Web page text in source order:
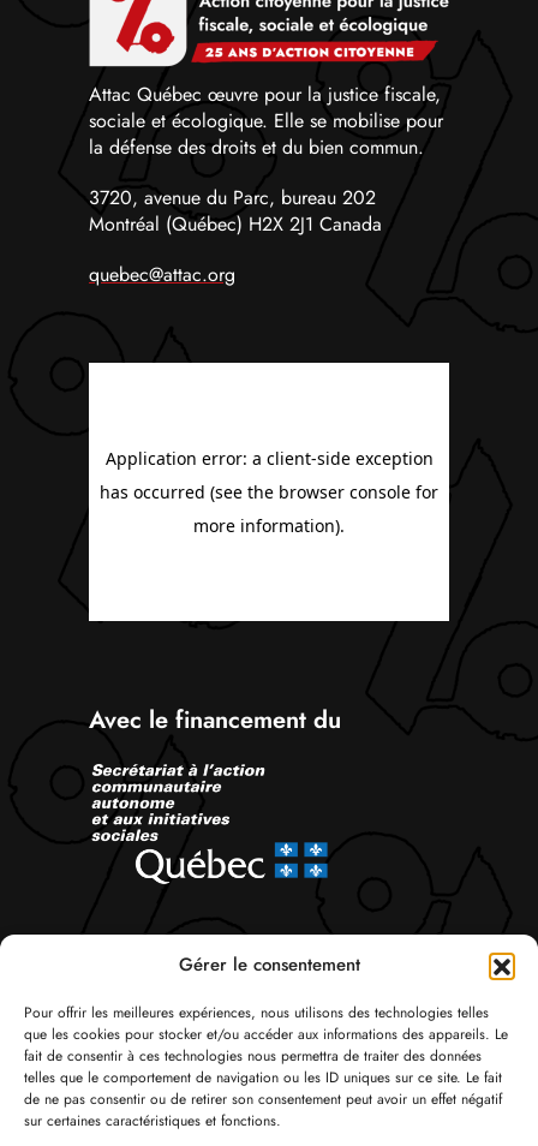
Gérer le consentement
Pour offrir les meilleures expériences, nous utilisons des technologies telles
que les cookies pour stocker et/ou accéder aux informations des appareils. Le
fait de consentir à ces technologies nous permettra de traiter des données
telles que le comportement de navigation ou les ID uniques sur ce site. Le fait
de ne pas consentir ou de retirer son consentement peut avoir un effet négatif
sur certaines caractéristiques et fonctions.
Attac Québec œuvre pour la justice fiscale,
sociale et écologique. Elle se mobilise pour
la défense des droits et du bien commun.
3720, avenue du Parc, bureau 202
Montréal (Québec) H2X 2J1 Canada
quebec@attac.org
Avec le financement du
Suivez-nous